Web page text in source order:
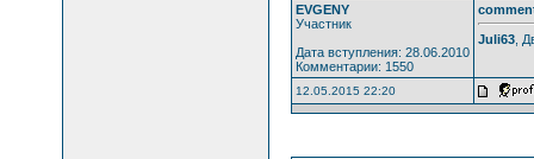
EVGENY
Участник
Дата вступления: 28.06.2010
Комментарии: 1550
Juli63,
12.05.2015 22:20